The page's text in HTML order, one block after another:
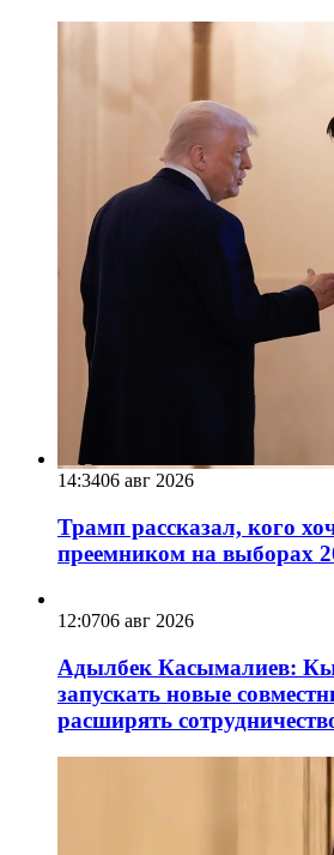
14:3406 авг 2026
Трамп рассказал, кого
преемником на выборах
12:0706 авг 2026
Адылбек Касымалиев:
запускать новые
расширять